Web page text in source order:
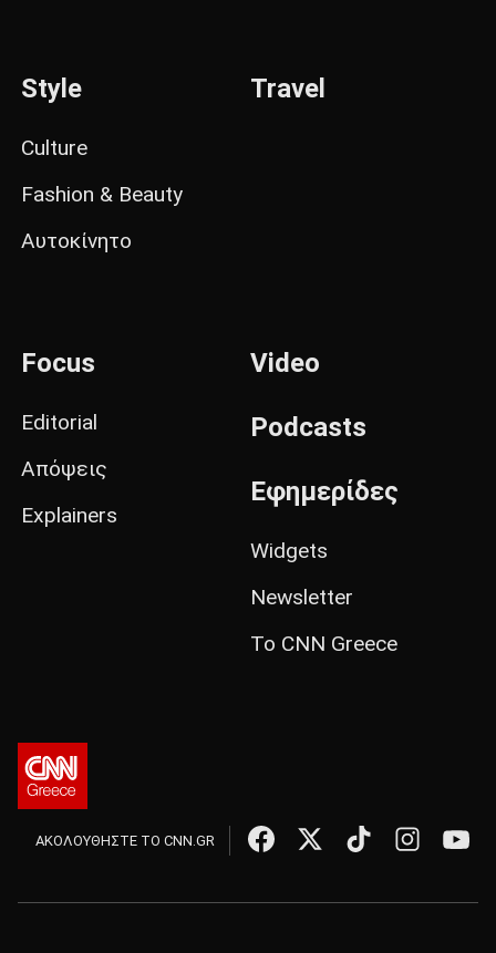
Style
Culture
Fashion & Beauty
Αυτοκίνητο
Travel
Focus
Editorial
Απόψεις
Explainers
Video
Podcasts
Εφημερίδες
Widgets
Newsletter
Το CNN Greece
ΑΚΟΛΟΥΘΗΣΤΕ ΤΟ CNN.GR